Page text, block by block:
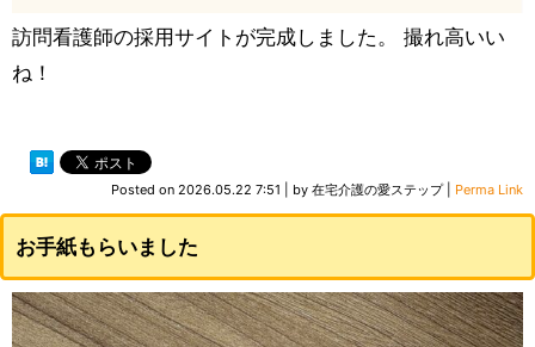
訪問看護師の採用サイトが完成しました。 撮れ高いい
ね！
Posted on 2026.05.22 7:51 by 在宅介護の愛ステップ| Perma Link
お手紙もらいました